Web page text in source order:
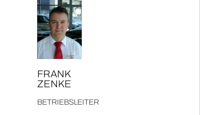
FRANK
ZEN­KE
BETRIEBS­LEI­TER